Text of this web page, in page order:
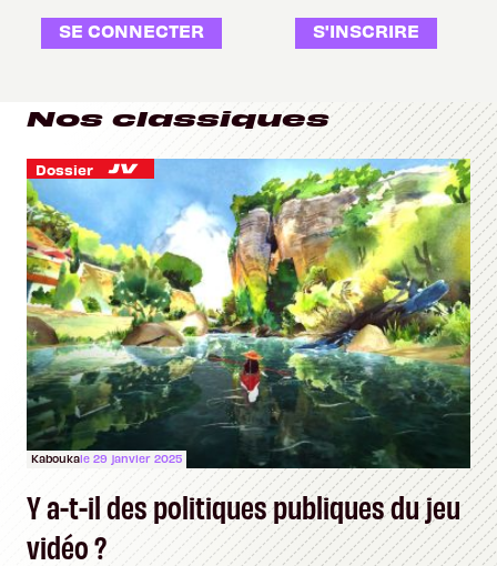
SE CONNECTER S'INSCRIRE
Nos classiques
Dossier
Kaboukale 29 janvier 2025
Y a-t-il des politiques publiques du jeu
vidéo ?